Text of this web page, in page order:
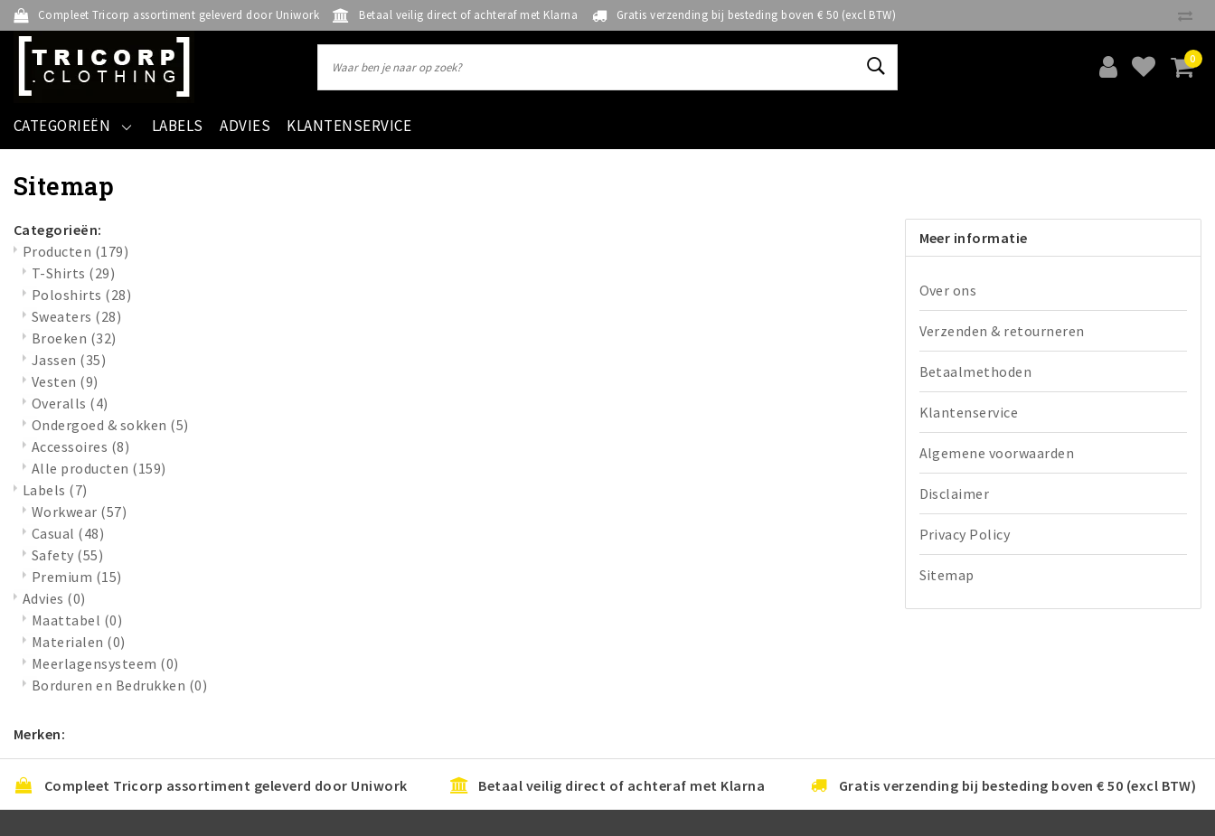
Compleet Tricorp assortiment geleverd door Uniwork Betaal veilig direct of achteraf met Klarna Gratis verzending bij besteding boven € 50 (excl BTW)
0
CATEGORIEËN LABELS ADVIES KLANTENSERVICE
Sitemap
Categorieën:
Producten (179)
T-Shirts (29)
Poloshirts (28)
Sweaters (28)
Broeken (32)
Jassen (35)
Vesten (9)
Overalls (4)
Ondergoed & sokken (5)
Accessoires (8)
Alle producten (159)
Labels (7)
Workwear (57)
Casual (48)
Safety (55)
Premium (15)
Advies (0)
Maattabel (0)
Materialen (0)
Meerlagensysteem (0)
Borduren en Bedrukken (0)
Merken:
Meer informatie
Over ons
Verzenden & retourneren
Betaalmethoden
Klantenservice
Algemene voorwaarden
Disclaimer
Privacy Policy
Sitemap
Compleet Tricorp assortiment geleverd door Uniwork Betaal veilig direct of achteraf met Klarna Gratis verzending bij besteding boven € 50 (excl BTW)